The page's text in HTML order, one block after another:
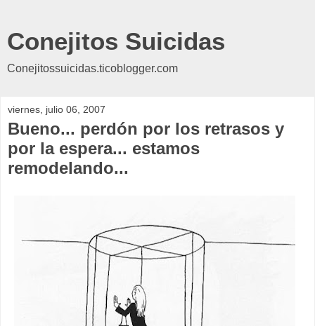
Conejitos Suicidas
Conejitossuicidas.ticoblogger.com
viernes, julio 06, 2007
Bueno... perdón por los retrasos y
por la espera... estamos
remodelando...